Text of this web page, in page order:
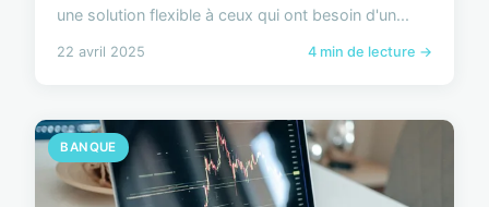
une solution flexible à ceux qui ont besoin d'un...
22 avril 2025 4 min de lecture →
BANQUE